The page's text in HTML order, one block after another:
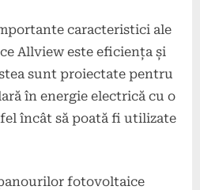
caracteristici ale
Allview este eficiența și
sunt proiectate pentru
în energie electrică cu o
încât să poată fi utilizate
fotovoltaice